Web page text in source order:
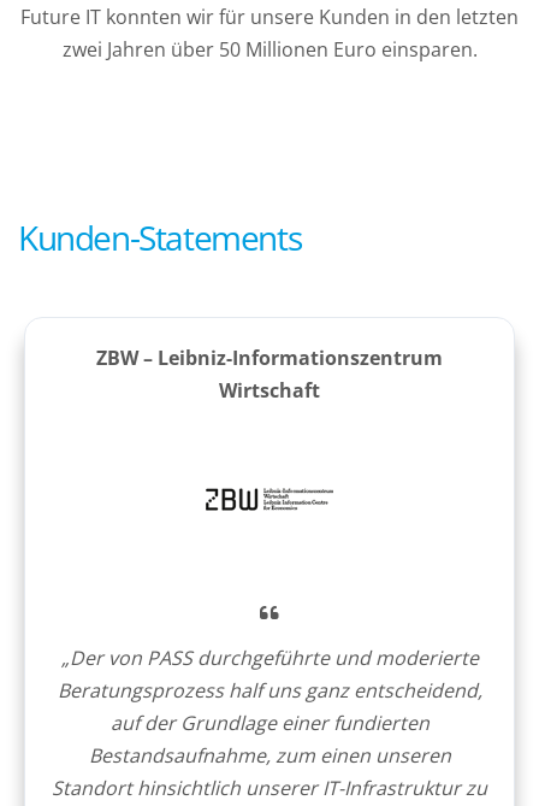
Future IT konnten wir für unsere Kunden in den letzten
zwei Jahren über 50 Millionen Euro einsparen.
Kunden-Statements
ZBW – Leibniz-Informationszentrum
Wirtschaft
„Der von PASS durchgeführte und moderierte
Beratungsprozess half uns ganz entscheidend,
auf der Grundlage einer fundierten
Bestandsaufnahme, zum einen unseren
Standort hinsichtlich unserer IT-Infrastruktur zu